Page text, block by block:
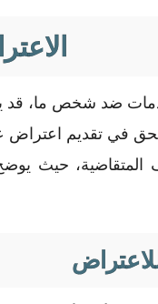
ضد شخص ما، قد
في تقديم اعتراض
حيث